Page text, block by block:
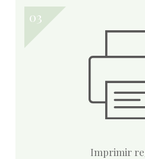
Imprimir